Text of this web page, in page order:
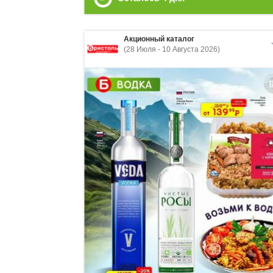
Акционный каталог
(28 Июля - 10 Августа 2026)